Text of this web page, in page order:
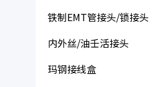
铁制EMT管接头/锁接头
内外丝/油壬活接头
玛钢接线盒